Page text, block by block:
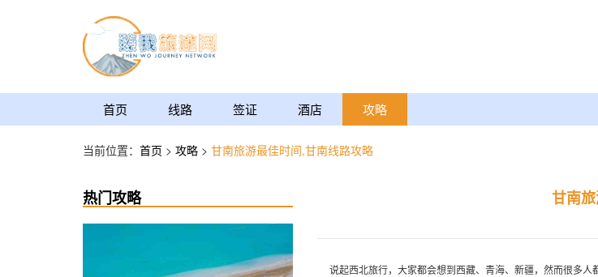
首页 线路 签证 酒店 攻略
当前位置： 首页 > 攻略 > 甘南旅游最佳时间,甘南线路攻略
热门攻略 甘南
说起西北旅行，大家都会想到西藏、青海、新疆，然而很多